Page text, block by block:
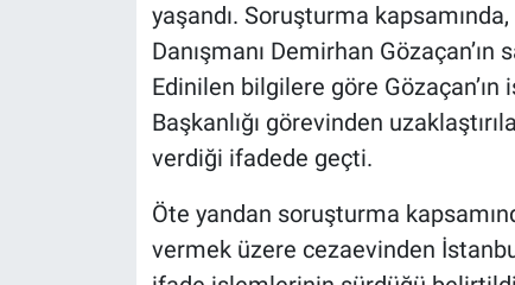
yaşandı. Soruşturma
Danışmanı Demirhan
Edinilen bilgilere göre Gözaçan’ın
Başkanlığı görevinden
verdiği ifadede geçti.
Öte yandan soruşturma
vermek üzere cezaevinden